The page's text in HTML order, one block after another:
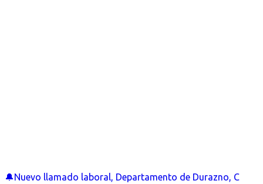
🔔Nuevo llamado laboral, Departamento de Durazno, C